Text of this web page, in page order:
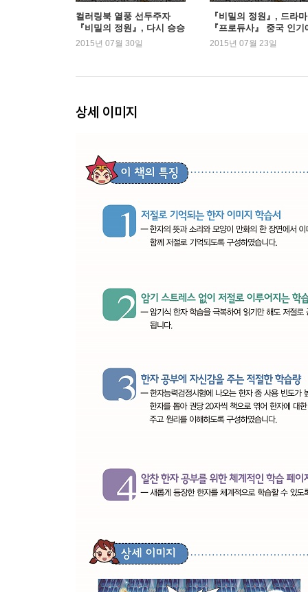
컬러링북 열풍 선두주자
『비밀의 정원』, 다시 승승
장구
2015년 07월 30일
『비밀의 정원』, 드라마
『프로듀사』 중국 인기
힘입어 1위
2015년 07월 23일
상세 이미지